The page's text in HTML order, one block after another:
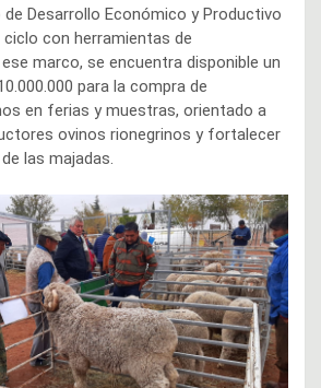
de Desarrollo Económico y Productivo
con herramientas de
marco, se encuentra disponible un
para la compra de
en ferias y muestras, orientado a
ovinos rionegrinos y fortalecer
las majadas.